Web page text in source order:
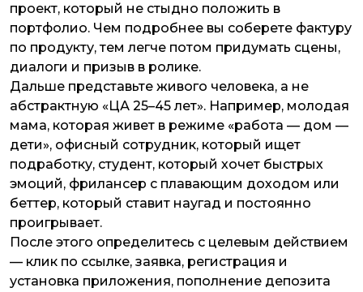
проект, который не стыдно положить в
портфолио. Чем подробнее вы соберете фактуру
по продукту, тем легче потом придумать сцены,
диалоги и призыв в ролике.
Дальше представьте живого человека, а не
абстрактную «ЦА 25–45 лет». Например, молодая
мама, которая живет в режиме «работа — дом —
дети», офисный сотрудник, который ищет
подработку, студент, который хочет быстрых
эмоций, фрилансер с плавающим доходом или
беттер, который ставит наугад и постоянно
проигрывает.
После этого определитесь с целевым действием
— клик по ссылке, заявка, регистрация и
установка приложения, пополнение депозита